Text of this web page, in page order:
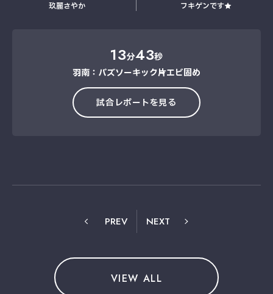
玖麗さやか フキゲンです★
13分43秒
羽南：バズソーキック→片エビ固め
試合レポートを見る
PREV NEXT
VIEW ALL